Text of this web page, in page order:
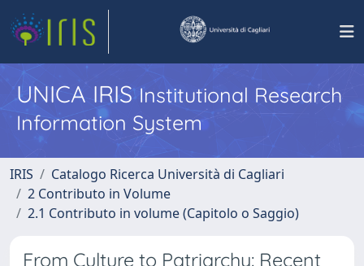
UNICA IRISInstitutional Research
Information System
IRIS
Catalogo Ricerca Università di Cagliari
2 Contributo in Volume
2.1 Contributo in volume (Capitolo o Saggio)
From Culture to Patriarchy: Recent